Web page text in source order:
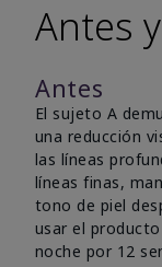
Antes
Antes
El sujeto A
una reducción
las líneas
líneas finas,
tono de piel
usar el
noche por 12